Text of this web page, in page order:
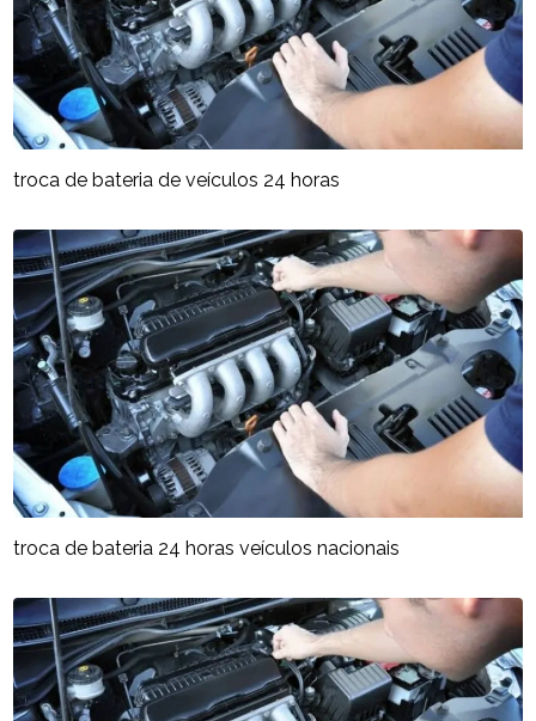
troca de bateria de veículos 24 horas
troca de bateria 24 horas veículos nacionais